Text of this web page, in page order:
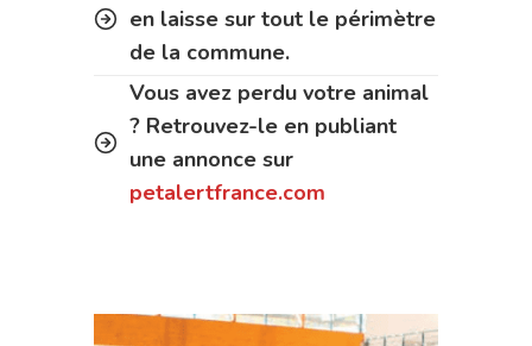
en laisse sur tout le périmètre
de la commune.
Vous avez perdu votre animal
? Retrouvez-le en publiant
une annonce sur
petalertfrance.com